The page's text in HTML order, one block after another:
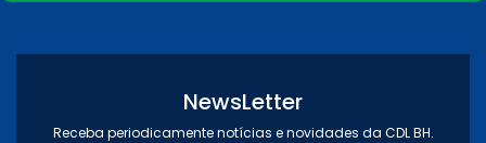
NewsLetter
Receba periodicamente notícias e novidades da CDL BH.